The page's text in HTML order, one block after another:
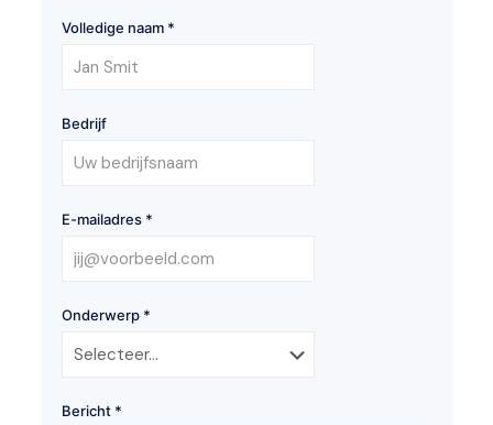
Volledige naam *
Bedrijf
E-mailadres *
Onderwerp *
Bericht *